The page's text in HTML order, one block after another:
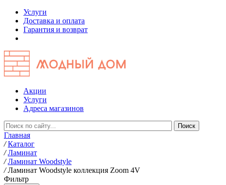
Услуги
Доставка и оплата
Гарантия и возврат
Акции
Услуги
Адреса магазинов
Главная
/ Каталог
/ Ламинат
/ Ламинат Woodstyle
/ Ламинат Woodstyle коллекция Zoom 4V
Фильтр